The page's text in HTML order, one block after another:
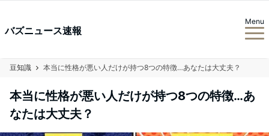
バズニュース速報
Menu
豆知識 本当に性格が悪い人だけが持つ8つの特徴…あなたは大丈夫？
本当に性格が悪い人だけが持つ8つの特徴…あ
なたは大丈夫？